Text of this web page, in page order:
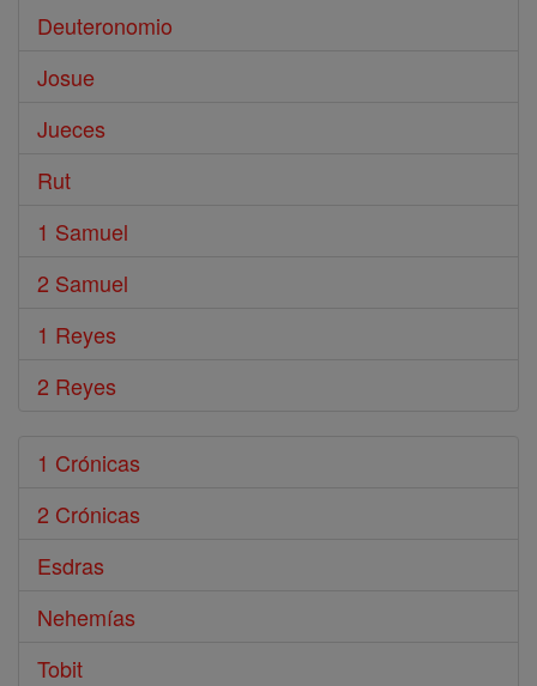
Deuteronomio
Josue
Jueces
Rut
1 Samuel
2 Samuel
1 Reyes
2 Reyes
1 Crónicas
2 Crónicas
Esdras
Nehemías
Tobit